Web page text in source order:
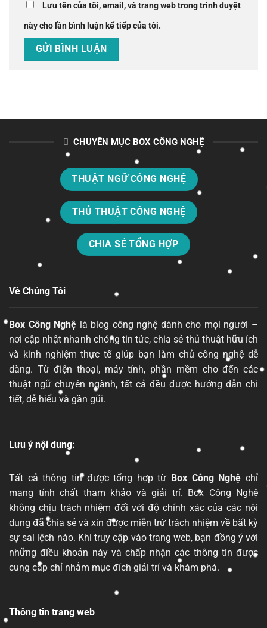
Lưu tên của tôi, email, và trang web trong trình duyệt
này cho lần bình luận kế tiếp của tôi.
CHUYÊN MỤC BOX CÔNG NGHỆ
THUẬT NGỮ CÔNG NGHỆ
THỦ THUẬT CÔNG NGHỆ
CHIA SẺ TỔNG HỢP
Về Chúng Tôi
Box Công Nghệ là blog công nghệ dành cho mọi người –
nơi cập nhật nhanh chóng tin tức, chia sẻ thủ thuật hữu ích
và kinh nghiệm thực tế giúp bạn làm chủ công nghệ dễ
dàng. Từ điện thoại, máy tính, phần mềm cho đến các
thuật ngữ chuyên ngành, tất cả đều được hướng dẫn chi
tiết, dễ hiểu và gần gũi.
Lưu ý nội dung:
Tất cả thông tin được tổng hợp từ Box Công Nghệ chỉ
mang tính chất tham khảo và giải trí. Box Công Nghệ
không chịu trách nhiệm đối với độ chính xác của các nội
dung đã chia sẻ và xin được miễn trừ trách nhiệm về bất kỳ
sự sai lệch nào. Khi truy cập vào trang web, bạn đồng ý với
những điều khoản này và chấp nhận các thông tin được
cung cấp chỉ nhằm mục đích giải trí và khám phá.
Thông tin trang web